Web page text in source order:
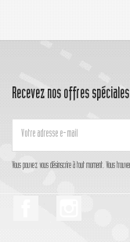
Recevez nos offres spéciales
Vous pouvez vous désinscrire à tout moment. Vous